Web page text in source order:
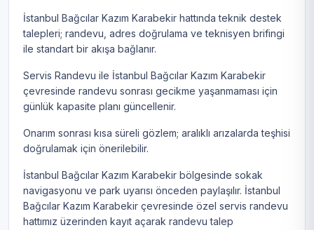
İstanbul Bağcılar Kazım Karabekir hattında teknik destek
talepleri; randevu, adres doğrulama ve teknisyen brifingi
ile standart bir akışa bağlanır.
Servis Randevu ile İstanbul Bağcılar Kazım Karabekir
çevresinde randevu sonrası gecikme yaşanmaması için
günlük kapasite planı güncellenir.
Onarım sonrası kısa süreli gözlem; aralıklı arızalarda teşhisi
doğrulamak için önerilebilir.
İstanbul Bağcılar Kazım Karabekir bölgesinde sokak
navigasyonu ve park uyarısı önceden paylaşılır. İstanbul
Bağcılar Kazım Karabekir çevresinde özel servis randevu
hattımız üzerinden kayıt açarak randevu talep